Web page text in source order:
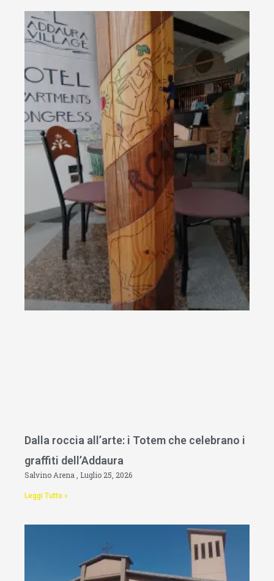
Dalla roccia all’arte: i Totem che celebrano i
graffiti dell’Addaura
Salvino Arena Luglio 25, 2026
Leggi Tutto »